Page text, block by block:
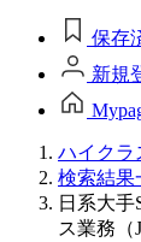
保存
新規
ハイクラ
検索結果
日系大
ス業務（